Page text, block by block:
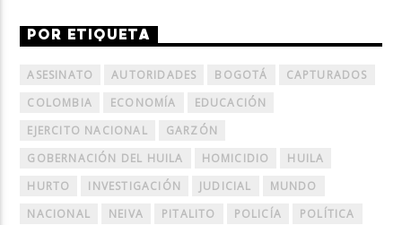
POR ETIQUETA
ASESINATO AUTORIDADES BOGOTÁ
CAPTURADOS
COLOMBIA
ECONOMÍA
EDUCACIÓN
EJERCITO NACIONAL
GARZÓN
GOBERNACIÓN DEL HUILA
HOMICIDIO
HUILA
HURTO
INVESTIGACIÓN JUDICIAL
MUNDO
NACIONAL
NEIVA PITALITO POLICÍA
POLÍTICA